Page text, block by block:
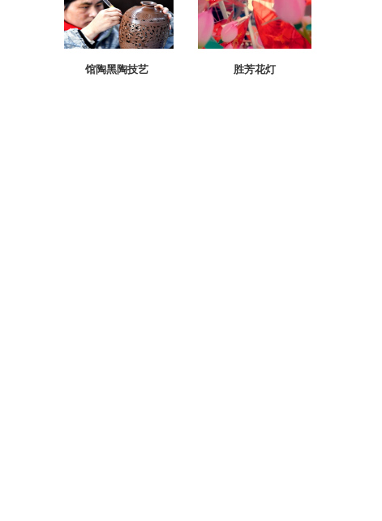
馆陶黑陶技艺 胜芳花灯